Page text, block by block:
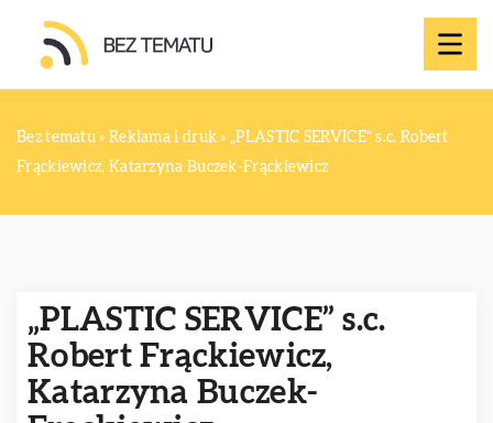
Bez tematu » Reklama i druk » „PLASTIC SERVICE” s.c. Robert
Frąckiewicz, Katarzyna Buczek-Frąckiewicz
„PLASTIC SERVICE” s.c.
Robert Frąckiewicz,
Katarzyna Buczek-